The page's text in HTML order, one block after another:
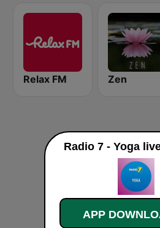
Relax FM Zen
APP